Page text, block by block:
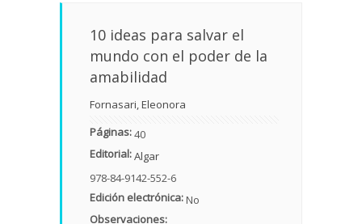
10 ideas para salvar el
mundo con el poder de la
amabilidad
Fornasari, Eleonora
Páginas:40
Editorial:Algar
978-84-9142-552-6
Edición electrónica:No
Observaciones: